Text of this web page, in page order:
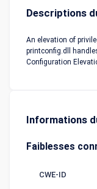
Descriptions
An elevation of
printconfig.dll
Configuration
Informations
Faiblesses
CWE-ID